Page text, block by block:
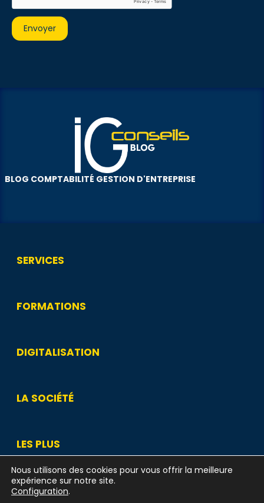
BLOG COMPTABILITÉ GESTION D'ENTREPRISE
SERVICES
FORMATIONS
DIGITALISATION
LA SOCIÉTÉ
LES PLUS
Nous utilisons des cookies pour vous offrir la meilleure
expérience sur notre site.
Configuration.